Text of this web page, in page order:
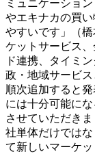
ミュニケーショ
やエキナカの買
やすいです」（
ケットサービス
ド連携、タイミ
政・地域サービ
順次追加すると
には十分可能に
させていただき
社単体だけでは
て新しいマーケッ